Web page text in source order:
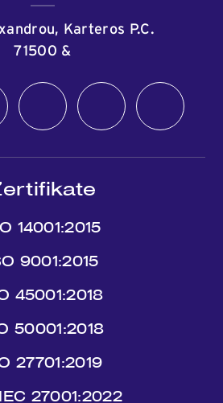
Karteros P.C.
71500 &
14001:2015
9001:2015
45001:2018
50001:2018
27701:2019
27001:2022